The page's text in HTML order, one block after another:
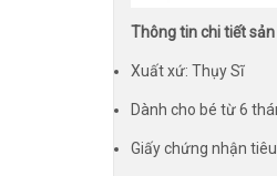
Thông tin chi tiết
Xuất xứ: Thụy Sĩ
Dành cho bé từ 6
Giấy chứng nhận